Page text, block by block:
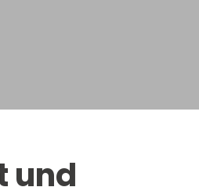
und